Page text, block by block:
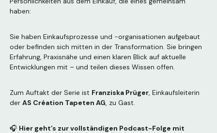
haben:
Sie haben Einkaufsprozesse und -organisationen aufgebaut
oder befinden sich mitten in der Transformation. Sie bringen
Erfahrung, Praxisnähe und einen klaren Blick auf aktuelle
Entwicklungen mit – und teilen dieses Wissen offen.
Zum Auftakt der Serie ist Franziska Prüger , Einkaufsleiterin
der AS Création Tapeten AG , zu Gast.
🎧 Hier geht’s zur vollständigen Podcast-Folge mit